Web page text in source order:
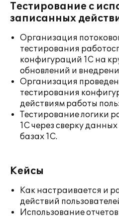
Тестирование с
записанных
Организация
тестирования
конфигураций 1С на
обновлений и
Организация
тестирования
действиям работы
Тестирование логики
1С через сверку
базах 1С.
Кейсы
Как настраивается и
действий
Использование